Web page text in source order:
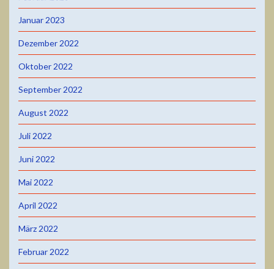
Januar 2023
Dezember 2022
Oktober 2022
September 2022
August 2022
Juli 2022
Juni 2022
Mai 2022
April 2022
März 2022
Februar 2022